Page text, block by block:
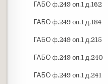
ГАБО ф.249 оп.1 д.162
ГАБО ф.249 оп.1 д.184
ГАБО ф.249 оп.1 д.215
ГАБО ф.249 оп.1 д.240
ГАБО ф.249 оп.1 д.241